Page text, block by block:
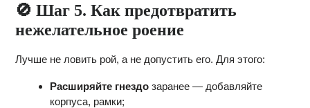
🚫 Шаг 5. Как предотвратить
нежелательное роение
Лучше не ловить рой, а не допустить его. Для этого:
Расширяйте гнездозаранее — добавляйте
корпуса, рамки;